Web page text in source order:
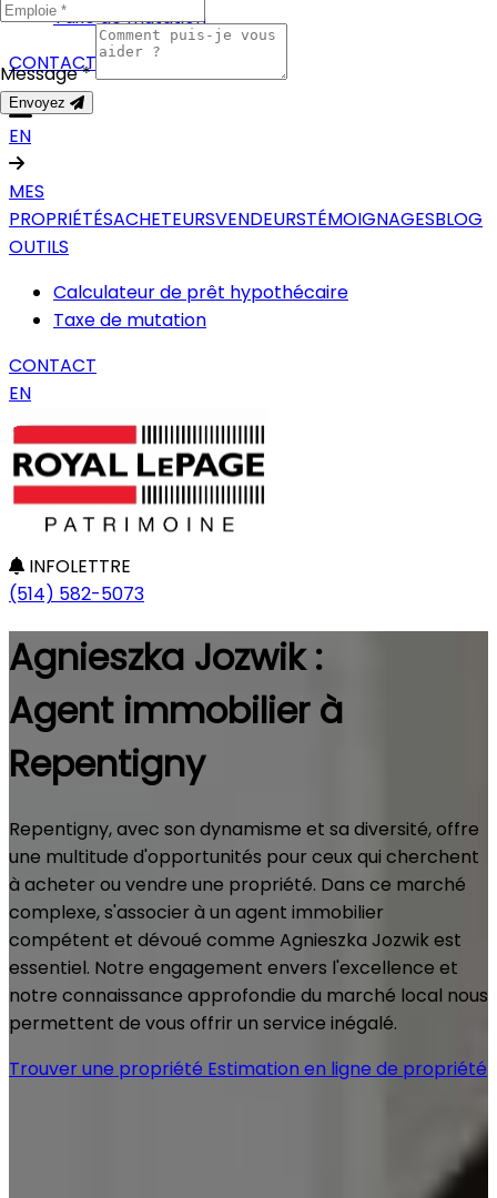
Taxe de mutation
CONTACT
EN
MES
PROPRIÉTÉSACHETEURSVENDEURSTÉMOIGNAGESBLOG
OUTILS
Calculateur de prêt hypothécaire
Taxe de mutation
CONTACT
EN
INFOLETTRE
(514) 582-5073
Agnieszka Jozwik :
Agent immobilier à
Repentigny
Repentigny, avec son dynamisme et sa diversité, offre
une multitude d'opportunités pour ceux qui cherchent
à acheter ou vendre une propriété. Dans ce marché
complexe, s'associer à un agent immobilier
compétent et dévoué comme Agnieszka Jozwik est
essentiel. Notre engagement envers l'excellence et
notre connaissance approfondie du marché local nous
permettent de vous offrir un service inégalé.
Trouver une propriété Estimation en ligne de propriété
Message *
Envoyez